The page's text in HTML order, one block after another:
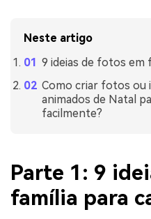
Neste artigo
9 ideias de fotos em
Como criar fotos ou
animados de Natal
facilmente?
Parte 1: 9
família para